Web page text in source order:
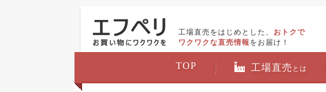
工場直売をはじめとした、 おトクで
ワクワクな直売情報 をお届け！
TOP 工場直売 とは